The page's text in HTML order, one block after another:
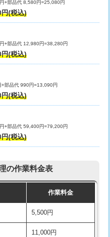
し作
） 55,000円
ｍ超
作業）
27,500円
38,500円
掃・修
作業）
33,000円
キ
ッキ
16,500円+材料費
11,000円+材料費
13,200円
16,500円
+部品代 8,580円=25,080円
(税込)
+部品代 12,980円=38,280円
(税込)
部品代 990円=13,090円
(税込)
+部品代 59,400円=79,200円
(税込)
の作業料金表
作業料金
5,500円
11,000円